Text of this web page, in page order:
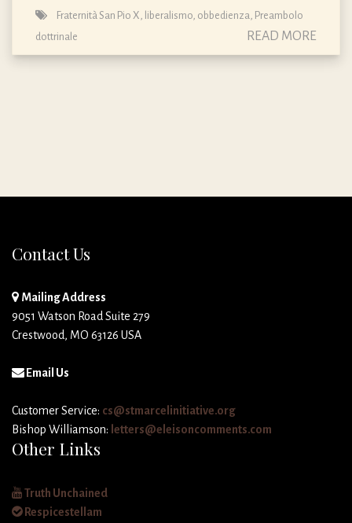
Fraternità San Pio X liberalismo obbedienza Preambolo
dottrinale
READ MORE
Contact Us
Mailing Address
9051 Watson Road Suite 279
Crestwood, MO 63126 USA
Email Us
Customer Service: cs@stmarcelinitiative.org
Bishop Williamson: letters@eleisoncomments.com
Other Links
Truth Unchained
Respicestellam